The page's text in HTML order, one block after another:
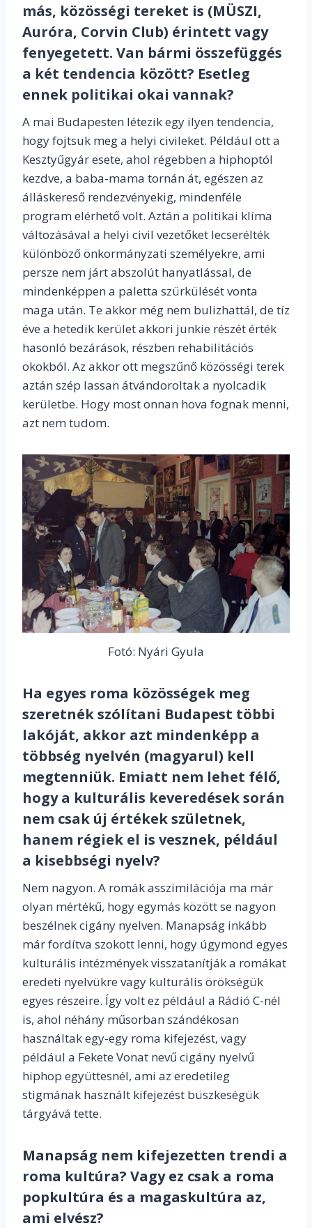
más, közösségi tereket is (MÜSZI,
Auróra, Corvin Club) érintett vagy
fenyegetett. Van bármi összefüggés
a két tendencia között? Esetleg
ennek politikai okai vannak?
A mai Budapesten létezik egy ilyen tendencia,
hogy fojtsuk meg a helyi civileket. Például ott a
Kesztyűgyár esete, ahol régebben a hiphoptól
kezdve, a baba-mama tornán át, egészen az
álláskereső rendezvényekig, mindenféle
program elérhető volt. Aztán a politikai klíma
változásával a helyi civil vezetőket lecserélték
különböző önkormányzati személyekre, ami
persze nem járt abszolút hanyatlással, de
mindenképpen a paletta szürkülését vonta
maga után. Te akkor még nem bulizhattál, de tíz
éve a hetedik kerület akkori junkie részét érték
hasonló bezárások, részben rehabilitációs
okokból. Az akkor ott megszűnő közösségi terek
aztán szép lassan átvándoroltak a nyolcadik
kerületbe. Hogy most onnan hova fognak menni,
azt nem tudom.
Fotó: Nyári Gyula
Ha egyes roma közösségek meg
szeretnék szólítani Budapest többi
lakóját, akkor azt mindenképp a
többség nyelvén (magyarul) kell
megtenniük. Emiatt nem lehet félő,
hogy a kulturális keveredések során
nem csak új értékek születnek,
hanem régiek el is vesznek, például
a kisebbségi nyelv?
Nem nagyon. A romák asszimilációja ma már
olyan mértékű, hogy egymás között se nagyon
beszélnek cigány nyelven. Manapság inkább
már fordítva szokott lenni, hogy úgymond egyes
kulturális intézmények visszatanítják a romákat
eredeti nyelvükre vagy kulturális örökségük
egyes részeire. Így volt ez például a Rádió C-nél
is, ahol néhány műsorban szándékosan
használtak egy-egy roma kifejezést, vagy
például a Fekete Vonat nevű cigány nyelvű
hiphop együttesnél, ami az eredetileg
stigmának használt kifejezést büszkeségük
tárgyává tette.
Manapság nem kifejezetten trendi a
roma kultúra? Vagy ez csak a roma
popkultúra és a magaskultúra az,
ami elvész?